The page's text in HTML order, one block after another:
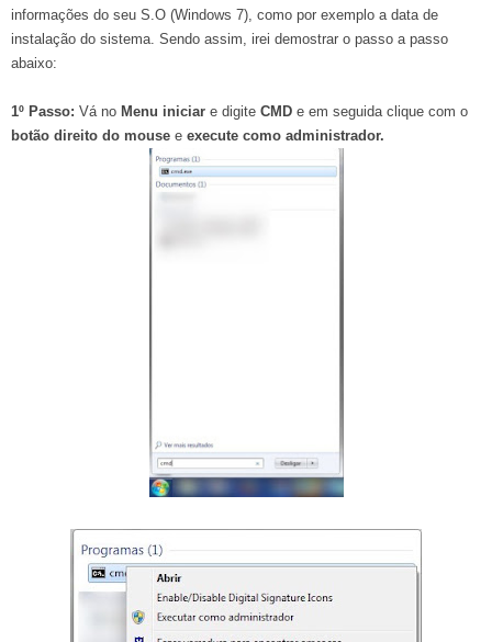
informações do seu S.O (Windows 7), como por exemplo a data de
instalação do sistema. Sendo assim, irei demostrar o passo a passo
abaixo:
1º Passo: Vá no Menu iniciar e digite CMD e em seguida clique com o
botão direito do mouse e execute como administrador.